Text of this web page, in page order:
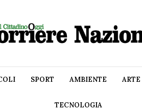
SPORT AMBIENTE ARTE
TECNOLOGIA